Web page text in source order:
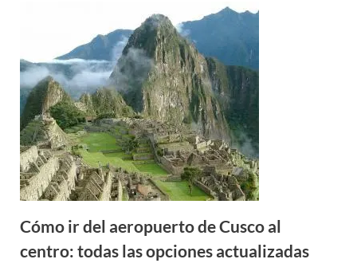
Cómo ir del aeropuerto de Cusco al
centro: todas las opciones actualizadas